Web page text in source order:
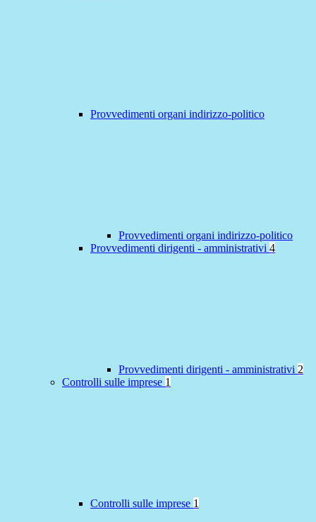
Provvedimenti organi indirizzo-politico
Provvedimenti organi indirizzo-politico
Provvedimenti dirigenti - amministrativi 4
Provvedimenti dirigenti - amministrativi 2
Controlli sulle imprese 1
Controlli sulle imprese 1